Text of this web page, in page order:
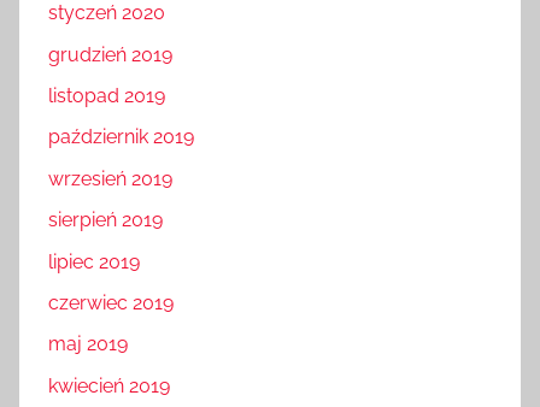
styczeń 2020
grudzień 2019
listopad 2019
październik 2019
wrzesień 2019
sierpień 2019
lipiec 2019
czerwiec 2019
maj 2019
kwiecień 2019